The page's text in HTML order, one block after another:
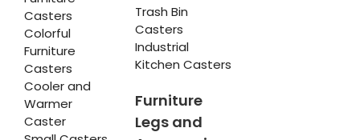
Casters
Colorful
Furniture
Casters
Cooler and
Warmer
Caster
Trash Bin
Casters
Industrial
Kitchen Casters
Furniture
Legs and